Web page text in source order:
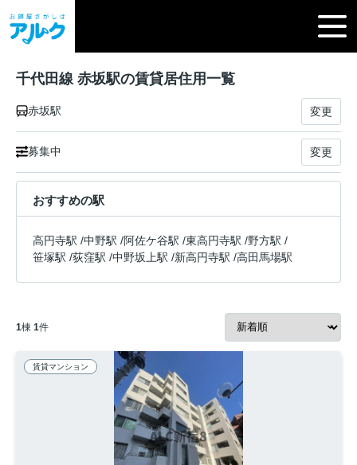
千代田線 赤坂駅の賃貸居住用一覧
赤坂駅 変更
募集中 変更
おすすめの駅
高円寺駅 /中野駅 /阿佐ケ谷駅 /東高円寺駅 /野方駅 /
笹塚駅 /荻窪駅 /中野坂上駅 /新高円寺駅 /高田馬場駅
1棟 1件
賃貸マンション